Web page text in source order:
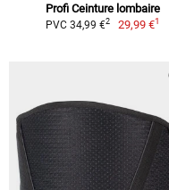
Profi Ceinture lombaire
PVC 34,99 €2 29,99 €1